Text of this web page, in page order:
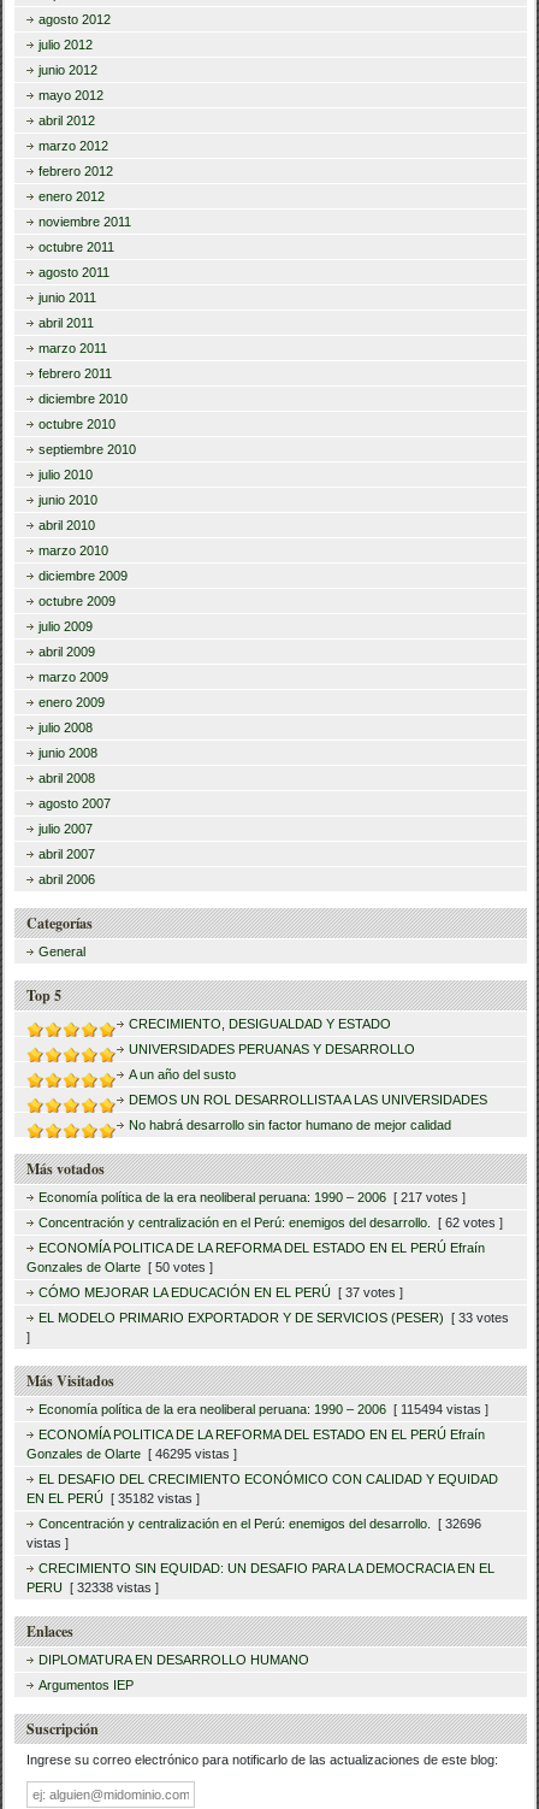
agosto 2012
julio 2012
junio 2012
mayo 2012
abril 2012
marzo 2012
febrero 2012
enero 2012
noviembre 2011
octubre 2011
agosto 2011
junio 2011
abril 2011
marzo 2011
febrero 2011
diciembre 2010
octubre 2010
septiembre 2010
julio 2010
junio 2010
abril 2010
marzo 2010
diciembre 2009
octubre 2009
julio 2009
abril 2009
marzo 2009
enero 2009
julio 2008
junio 2008
abril 2008
agosto 2007
julio 2007
abril 2007
abril 2006
Categorías
General
Top 5
CRECIMIENTO, DESIGUALDAD Y ESTADO
UNIVERSIDADES PERUANAS Y DESARROLLO
A un año del susto
DEMOS UN ROL DESARROLLISTA A LAS UNIVERSIDADES
No habrá desarrollo sin factor humano de mejor calidad
Más votados
Economía política de la era neoliberal peruana: 1990 – 2006 [ 217 votes ]
Concentración y centralización en el Perú: enemigos del desarrollo.
[ 62 votes ]
ECONOMÍA POLITICA DE LA REFORMA DEL ESTADO EN EL PERÚ Efraín
Gonzales de Olarte [ 50 votes ]
CÓMO MEJORAR LA EDUCACIÓN EN EL PERÚ [ 37 votes ]
EL MODELO PRIMARIO EXPORTADOR Y DE SERVICIOS (PESER) [ 33 votes
]
Más Visitados
Economía política de la era neoliberal peruana: 1990 – 2006 [ 115494 vistas ]
ECONOMÍA POLITICA DE LA REFORMA DEL ESTADO EN EL PERÚ Efraín
Gonzales de Olarte [ 46295 vistas ]
EL DESAFIO DEL CRECIMIENTO ECONÓMICO CON CALIDAD Y EQUIDAD
EN EL PERÚ [ 35182 vistas ]
Concentración y centralización en el Perú: enemigos del desarrollo.
[ 32696
vistas ]
CRECIMIENTO SIN EQUIDAD: UN DESAFIO PARA LA DEMOCRACIA EN EL
PERU [ 32338 vistas ]
Enlaces
DIPLOMATURA EN DESARROLLO HUMANO
Argumentos IEP
Suscripción
Ingrese su correo electrónico para notificarlo de las actualizaciones de este blog:
Dirección
de